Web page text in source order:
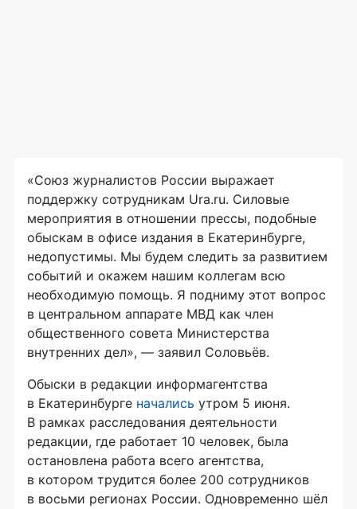
«Союз журналистов России выражает
поддержку сотрудникам Ura.ru. Силовые
мероприятия в отношении прессы, подобные
обыскам в офисе издания в Екатеринбурге,
недопустимы. Мы будем следить за развитием
событий и окажем нашим коллегам всю
необходимую помощь. Я подниму этот вопрос
в центральном аппарате МВД как член
общественного совета Министерства
внутренних дел», — заявил Соловьёв.
Обыски в редакции информагентства
в Екатеринбурге начались утром 5 июня.
В рамках расследования деятельности
редакции, где работает 10 человек, была
остановлена работа всего агентства,
в котором трудится более 200 сотрудников
в восьми регионах России. Одновременно шёл